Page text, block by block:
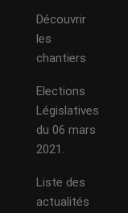
Découvrir
les
chantiers
Elections
Législatives
du 06 mars
2021.
Liste des
actualités